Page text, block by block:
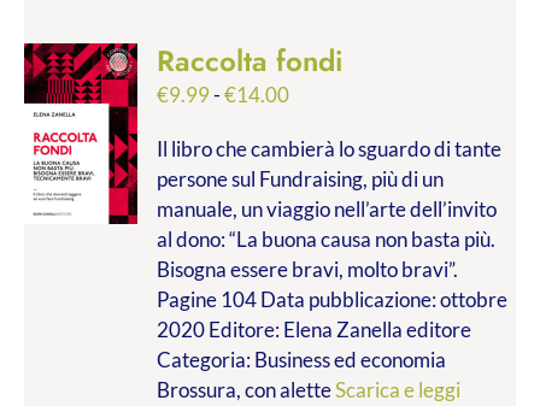
Raccolta fondi
€9.99-€14.00Fascia
prezzo:
da
€9.99
a
€14.00
Il libro che cambierà lo sguardo di tante
persone sul Fundraising, più di un
manuale, un viaggio nell’arte dell’invito
al dono: “La buona causa non basta più.
Bisogna essere bravi, molto bravi”.
Pagine 104 Data pubblicazione: ottobre
2020 Editore: Elena Zanella editore
Categoria: Business ed economia
Brossura, con aletteScarica e leggi